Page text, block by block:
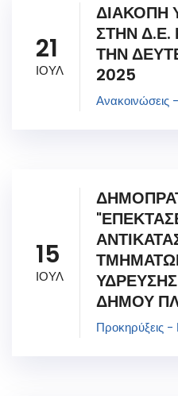
21
ΙΟΥΛ
ΔΙΑΚΟΠΗ
ΣΤΗΝ Δ.Ε.
ΤΗΝ
2025
Ανακοινώσεις
15
ΙΟΥΛ
ΔΗΜΟΥ
Προκηρύξεις -